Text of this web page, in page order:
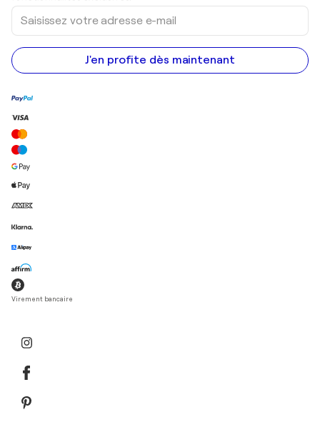
Saisissez
votre
adresse
e-
mail
J'en profite dès maintenant
Virement bancaire